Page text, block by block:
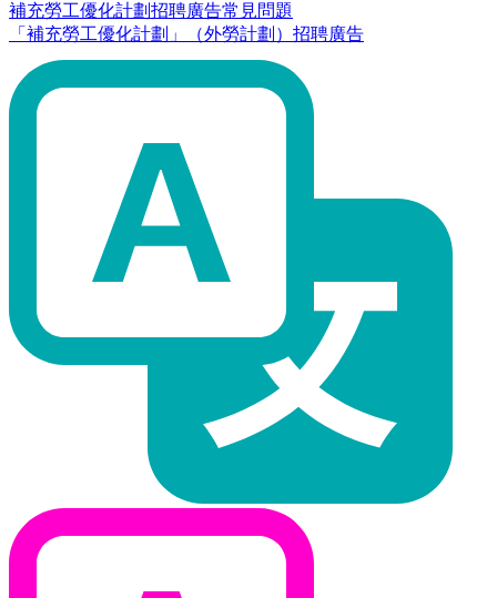
補充勞工優化計劃招聘廣告常見問題
「補充勞工優化計劃」（外勞計劃）招聘廣告